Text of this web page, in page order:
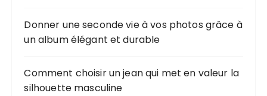
u
r
Donner une seconde vie à vos photos grâce à
un album élégant et durable
Comment choisir un jean qui met en valeur la
silhouette masculine